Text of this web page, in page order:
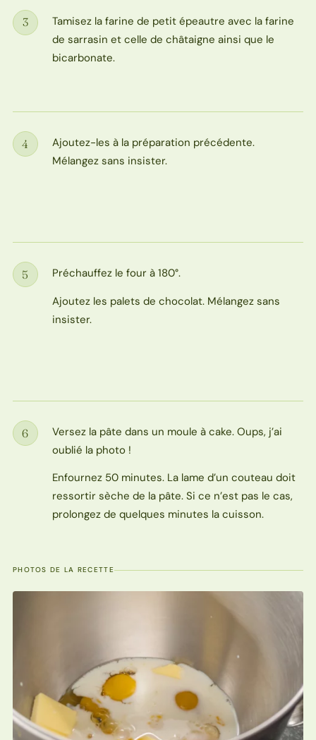
Étape
3
Tamisez la farine de petit épeautre avec la farine
de sarrasin et celle de châtaigne ainsi que le
bicarbonate.
Étape
4
Ajoutez-les à la préparation précédente.
Mélangez sans insister.
Étape
5
Préchauffez le four à 180°.
Ajoutez les palets de chocolat. Mélangez sans
insister.
Étape
6
Versez la pâte dans un moule à cake. Oups, j’ai
oublié la photo !
Enfournez 50 minutes. La lame d’un couteau doit
ressortir sèche de la pâte. Si ce n’est pas le cas,
prolongez de quelques minutes la cuisson.
PHOTOS DE LA RECETTE